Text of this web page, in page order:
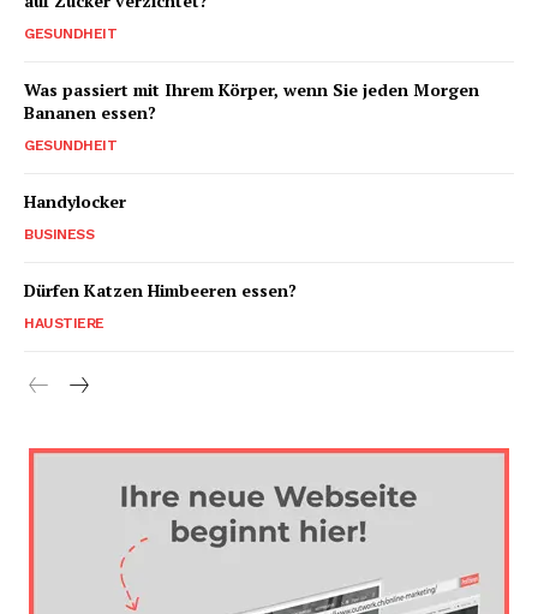
GESUNDHEIT
Was passiert mit Ihrem Körper, wenn Sie jeden Morgen
Bananen essen?
GESUNDHEIT
Handylocker
BUSINESS
Dürfen Katzen Himbeeren essen?
HAUSTIERE